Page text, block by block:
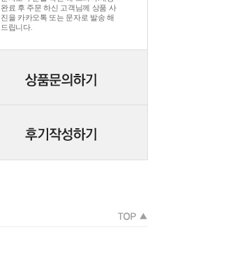
완료 후 주문 하신 고객님께 상품 사
진을 카카오톡 또는 문자로 발송 해
드립니다.